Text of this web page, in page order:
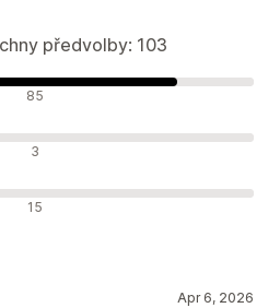
předvolby: 103
85
3
15
Apr 6, 2026